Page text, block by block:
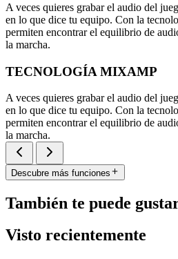
A veces quieres grabar el audio del
en lo que dice tu equipo. Con la
permiten encontrar el equilibrio de
la marcha.
TECNOLOGÍA MIXAMP
A veces quieres grabar el audio del
en lo que dice tu equipo. Con la
permiten encontrar el equilibrio de
la marcha.
Descubre más funciones
También te puede
Visto recientemente